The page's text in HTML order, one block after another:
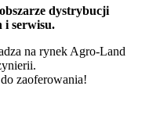
dystrybucji
i serwisu.
na rynek Agro-Land
zaoferowania!